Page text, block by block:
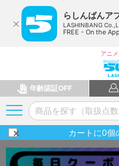
らしんばんア
LASHINBANG
FREE - On the
アニ
年齢認証OFF
カートに0個